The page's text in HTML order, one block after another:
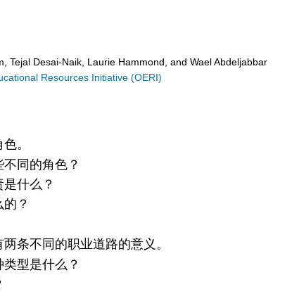
Tejal Desai-Naik, Laurie Hammond, and Wael Abdeljabbar
Resources Initiative (OERI)
。
同的角色？
什么？
？
条不同的职业道路的意义。
型是什么？